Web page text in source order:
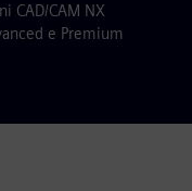
CAD/CAM NX
e Premium